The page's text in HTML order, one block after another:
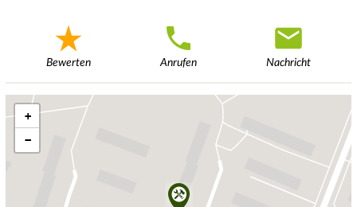
Bewerten Anrufen Nachricht
+
−